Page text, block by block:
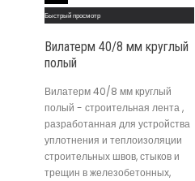
Быстрый просмотр
Вилатерм 40/8 мм круглый
полый
Вилатерм 40/8 мм круглый
полый - строительная лента ,
разработанная для устройства
уплотнения и теплоизоляции
строительных швов, стыков и
трещин в железобетонных,